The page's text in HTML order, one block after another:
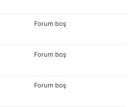
Forum boş
Forum boş
Forum boş